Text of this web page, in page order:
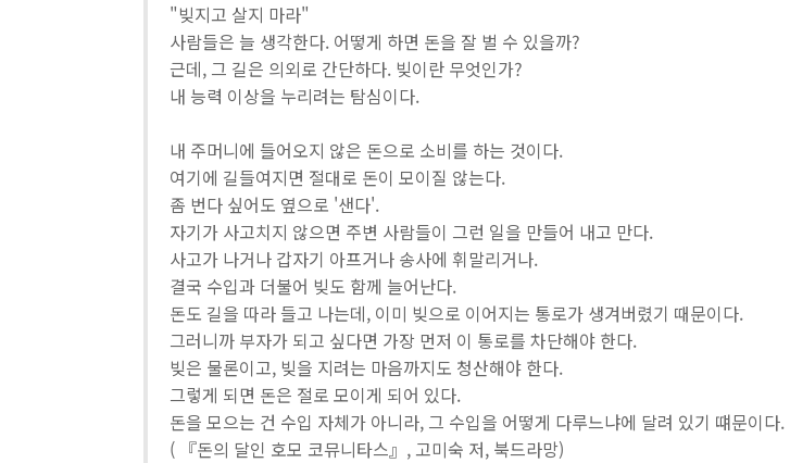
"빚지고 살지 마라"
사람들은 늘 생각한다. 어떻게 하면 돈을 잘 벌 수 있을까?
근데, 그 길은 의외로 간단하다. 빚이란 무엇인가?
내 능력 이상을 누리려는 탐심이다.
내 주머니에 들어오지 않은 돈으로 소비를 하는 것이다.
여기에 길들여지면 절대로 돈이 모이질 않는다.
좀 번다 싶어도 옆으로 '샌다'.
자기가 사고치지 않으면 주변 사람들이 그런 일을 만들어 내고 만다.
사고가 나거나 갑자기 아프거나 송사에 휘말리거나.
결국 수입과 더불어 빚도 함께 늘어난다.
돈도 길을 따라 들고 나는데, 이미 빚으로 이어지는 통로가 생겨버렸기 때문이다.
그러니까 부자가 되고 싶다면 가장 먼저 이 통로를 차단해야 한다.
빚은 물론이고, 빚을 지려는 마음까지도 청산해야 한다.
그렇게 되면 돈은 절로 모이게 되어 있다.
돈을 모으는 건 수입 자체가 아니라, 그 수입을 어떻게 다루느냐에 달려 있기 떄문이다.
( 『돈의 달인 호모 코뮤니타스』, 고미숙 저, 북드라망)